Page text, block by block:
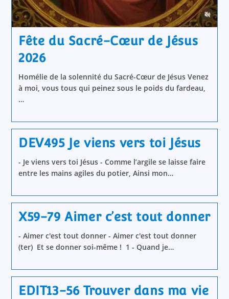
Fête du Sacré-Cœur de Jésus
2026
Homélie de la solennité du Sacré-Cœur de Jésus Venez
à moi, vous tous qui peinez sous le poids du fardeau,
…
DEV495 Je viens vers toi Jésus
- Je viens vers toi Jésus - Comme l’argile se laisse faire
entre les mains agiles du potier, Ainsi mon…
X59-79 Aimer c’est tout donner
- Aimer c'est tout donner - Aimer c'est tout donner
(ter) Et se donner soi-même ! 1 - Quand je…
EDIT13-56 Trouver dans ma vie